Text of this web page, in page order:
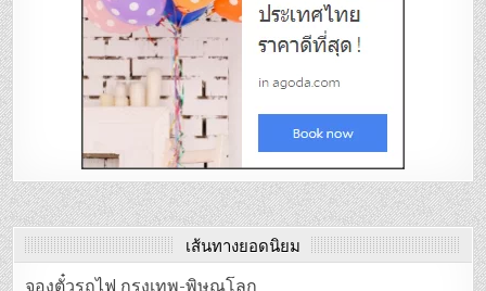
เส้นทางยอดนิยม
จองตั๋วรถไฟ กรุงเทพ-พิษณุโลก